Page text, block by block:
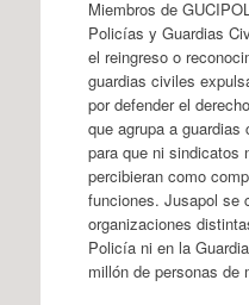
Miembros de
Policías y Guardias
el reingreso o
guardias civiles
por defender el
que agrupa a
para que ni sindicatos
percibieran como
funciones. Jusapol se
organizaciones
Policía ni en la
millón de personas de